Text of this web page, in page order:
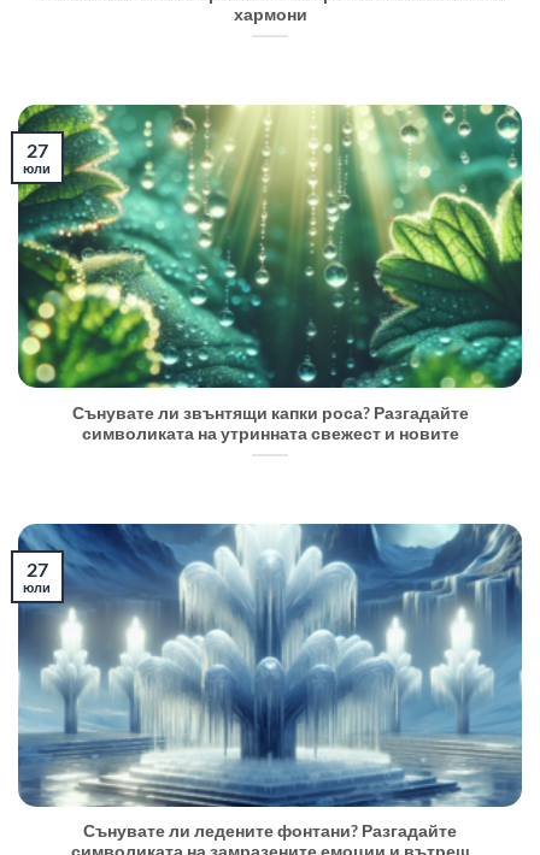
хармони
Сънувате ли звънтящи капки роса? Разгадайте
символиката на утринната свежест и новите
27
юли
Сънувате ли ледените фонтани? Разгадайте
27
юли